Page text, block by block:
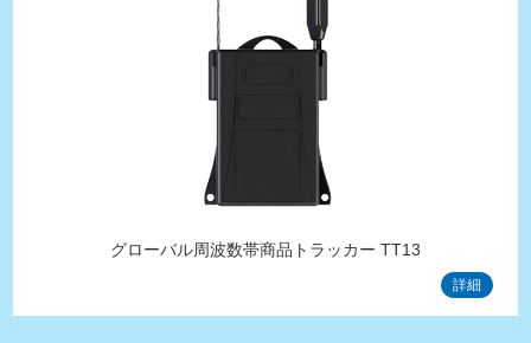
グローバル周波数帯商品トラッカー TT13
詳細